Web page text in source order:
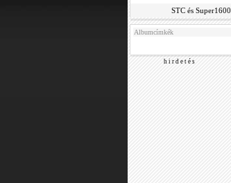
STC és Super1600
Albumcímkék
h i r d e t é s